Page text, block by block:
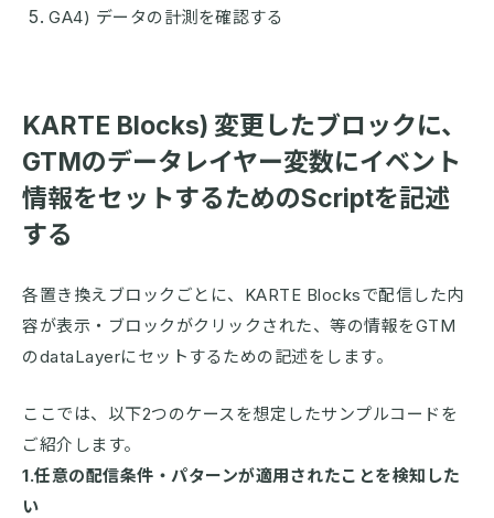
GA4) データの計測を確認する
KARTE Blocks) 変更したブロックに、
GTMのデータレイヤー変数にイベント
情報をセットするためのScriptを記述
する
各置き換えブロックごとに、KARTE Blocksで配信した内
容が表示・ブロックがクリックされた、等の情報をGTM
のdataLayerにセットするための記述をします。
ここでは、以下2つのケースを想定したサンプルコードを
ご紹介します。
1.任意の配信条件・パターンが適用されたことを検知した
い